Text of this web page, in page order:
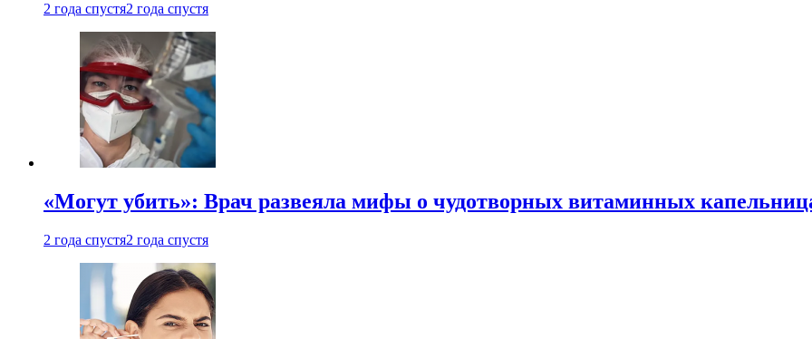
2 года спустя2 года спустя
«Могут убить»: Врач развеяла мифы о чудотворных витаминных
2 года спустя2 года спустя